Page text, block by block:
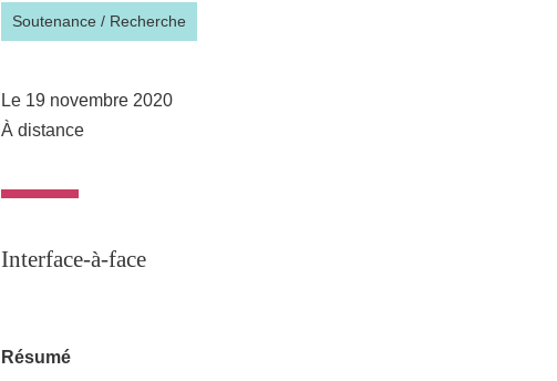
Soutenance / Recherche
Le 19 novembre 2020
À distance
Interface-à-face
Résumé